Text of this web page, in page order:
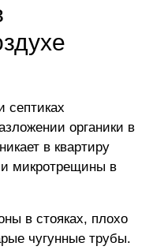
септиках
органики в
в квартиру
микротрещины в
в стояках, плохо
чугунные трубы.